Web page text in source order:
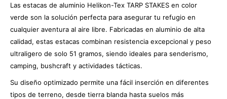
Las estacas de aluminio Helikon-Tex TARP STAKES en color
verde son la solución perfecta para asegurar tu refugio en
cualquier aventura al aire libre. Fabricadas en aluminio de alta
calidad, estas estacas combinan resistencia excepcional y peso
ultraligero de solo 51 gramos, siendo ideales para senderismo,
camping, bushcraft y actividades tácticas.
Su diseño optimizado permite una fácil inserción en diferentes
tipos de terreno, desde tierra blanda hasta suelos más